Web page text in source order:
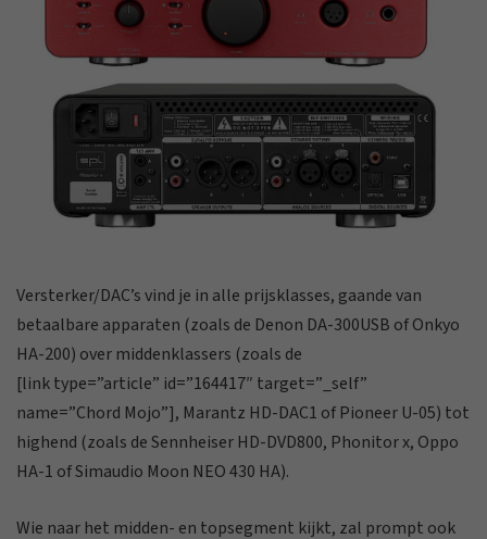
Versterker/DAC’s vind je in alle prijsklasses, gaande van
betaalbare apparaten (zoals de Denon DA-300USB of Onkyo
HA-200) over middenklassers (zoals de
[link type=”article” id=”164417″ target=”_self”
name=”Chord Mojo”], Marantz HD-DAC1 of Pioneer U-05) tot
highend (zoals de Sennheiser HD-DVD800, Phonitor x, Oppo
HA-1 of Simaudio Moon NEO 430 HA).
Wie naar het midden- en topsegment kijkt, zal prompt ook